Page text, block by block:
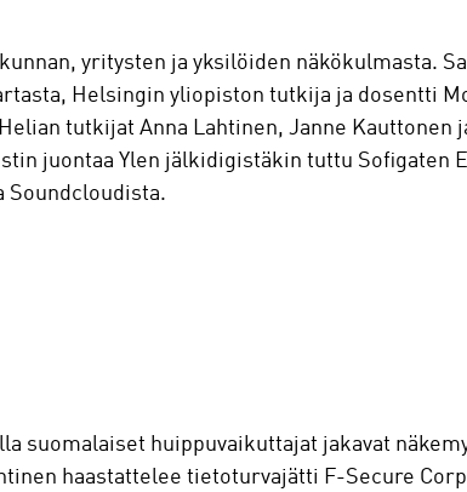
yritysten ja yksilöiden näkökulmasta.
Helsingin yliopiston tutkija ja dosentti
tutkijat Anna Lahtinen, Janne Kauttonen
juontaa Ylen jälkidigistäkin tuttu Sofigaten
Soundcloudista.
suomalaiset huippuvaikuttajat jakavat
haastattelee tietoturvajätti F-Secure